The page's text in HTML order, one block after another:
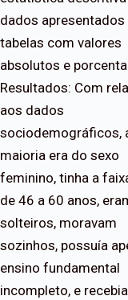
da­dos apresentados
tabelas com valores
absolutos e
Resultados: Com
aos dados
sociodemográficos,
maioria era do sexo
feminino, tinha a
de 46 a 60 anos,
solteiros, moravam
sozinhos, possuía
ensino fundamental
incompleto, e